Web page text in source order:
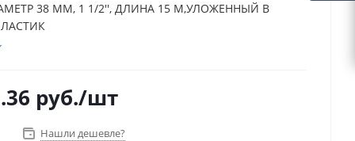
38 ММ, 1 1/2'', ДЛИНА 15 М,УЛОЖЕННЫЙ В
руб./шт
Нашли дешевле?